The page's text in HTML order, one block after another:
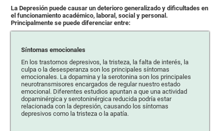
La Depresión puede causar un deterioro generalizado y dificultades en
el funcionamiento académico, laboral, social y personal.
Principalmente se puede diferenciar entre:
Síntomas emocionales
En los trastornos depresivos, la tristeza, la falta de interés, la
culpa o la desesperanza son los principales síntomas
emocionales. La dopamina y la serotonina son los principales
neurotransmisores encargados de regular nuestro estado
emocional. Diferentes estudios apuntan a que una actividad
dopaminérgica y serotoninérgica reducida podría estar
relacionada con la depresión, causando los síntomas
depresivos como la tristeza o la apatía.